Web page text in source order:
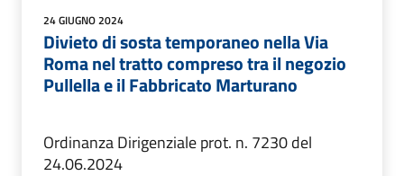
24 GIUGNO 2024
Divieto di sosta temporaneo nella Via
Roma nel tratto compreso tra il negozio
Pullella e il Fabbricato Marturano
Ordinanza Dirigenziale prot. n. 7230 del
24.06.2024